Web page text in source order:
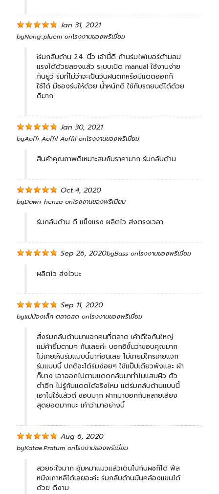
Jan 31, 2021
byNong_pluemonโรงงานของพรีเมี่ยม
iร่มกลับด้าน 24. นิ้ว เจ้านี้ดี ก้านร่มไฟเบอร์ต้ามลม
แรงได้ด้วยลองแล้ว ระบบเปิด manual ใช้งานง่าย
กันยูวี ร่มที่ไม่ว่าจะเป็นวันฝนตกหรือมีแดดออกก็
ใช้ได้ มีซองร่มให้ด้วย น้ำหนักดี ใช้กับรถยนต์ได้ด้วย
ดีมาก
Jan 30, 2021
byAoffi Aoffil Aoffilonโรงงานของพรีเมี่ยม
สินค้าคุณภาพดีเหมาะสมกับราคามาก ร่มกลับด้าน
Oct 4, 2020
byDawn_henzaonโรงงานของพรีเมี่ยม
ร่มกลับด้าน ดี แข็งแรง ผลิตไว ส่งตรงเวลา
Sep 26, 2020byBassonโรงงานของพรีเมี่ยม
ผลิตไว ส่งไวนะ
Sep 11, 2020
byแม่น้องเล็ก ตลาดสด onโรงงานของพรีเมี่ยม
สั่งร่มกลับด้านมาแจกคนที่ตลาด เค้าดีใจกันใหญ่
แม่ค้ายิ้มตามๆ กันเลยค่ะ บอกอิชั้นว่าขอบคุณมาก
ไม่เคยเห็นร่มแบบนี้มาก่อนเลย ไม่เคยมีใครเคยแจก
ร่มแบบนี้ ปกติจะได้ร่มง่อยๆ ใช้แป๊ปเดียวพังและ ผ้า
ก็บาง เอาออกไปตามแดดกลับมาทำไมแสบผิว ตัว
ดำอีก ไม่รู้กันแดดได้จริงไหม แต่ร่มกลับด้านแบบนี้
เอาไปใช้แล้วดี ชอบมาก ฝากมาบอกกันหลายเสียง
สุดยอดมากนะ เค้าว่ามาอย่างนี้
Aug 6, 2020
byKatae.pratumonโรงงานของพรีเมี่ยม
สวยซะใจมาก อุ้มหมาแมวแล้วเดินไปกับผชก็ได้ ฟีล
หนังเกาหลีได้เลยอะค่ะ ร่มกลับด้านมันคล้องแขนได้
ด้วย ดีงาม